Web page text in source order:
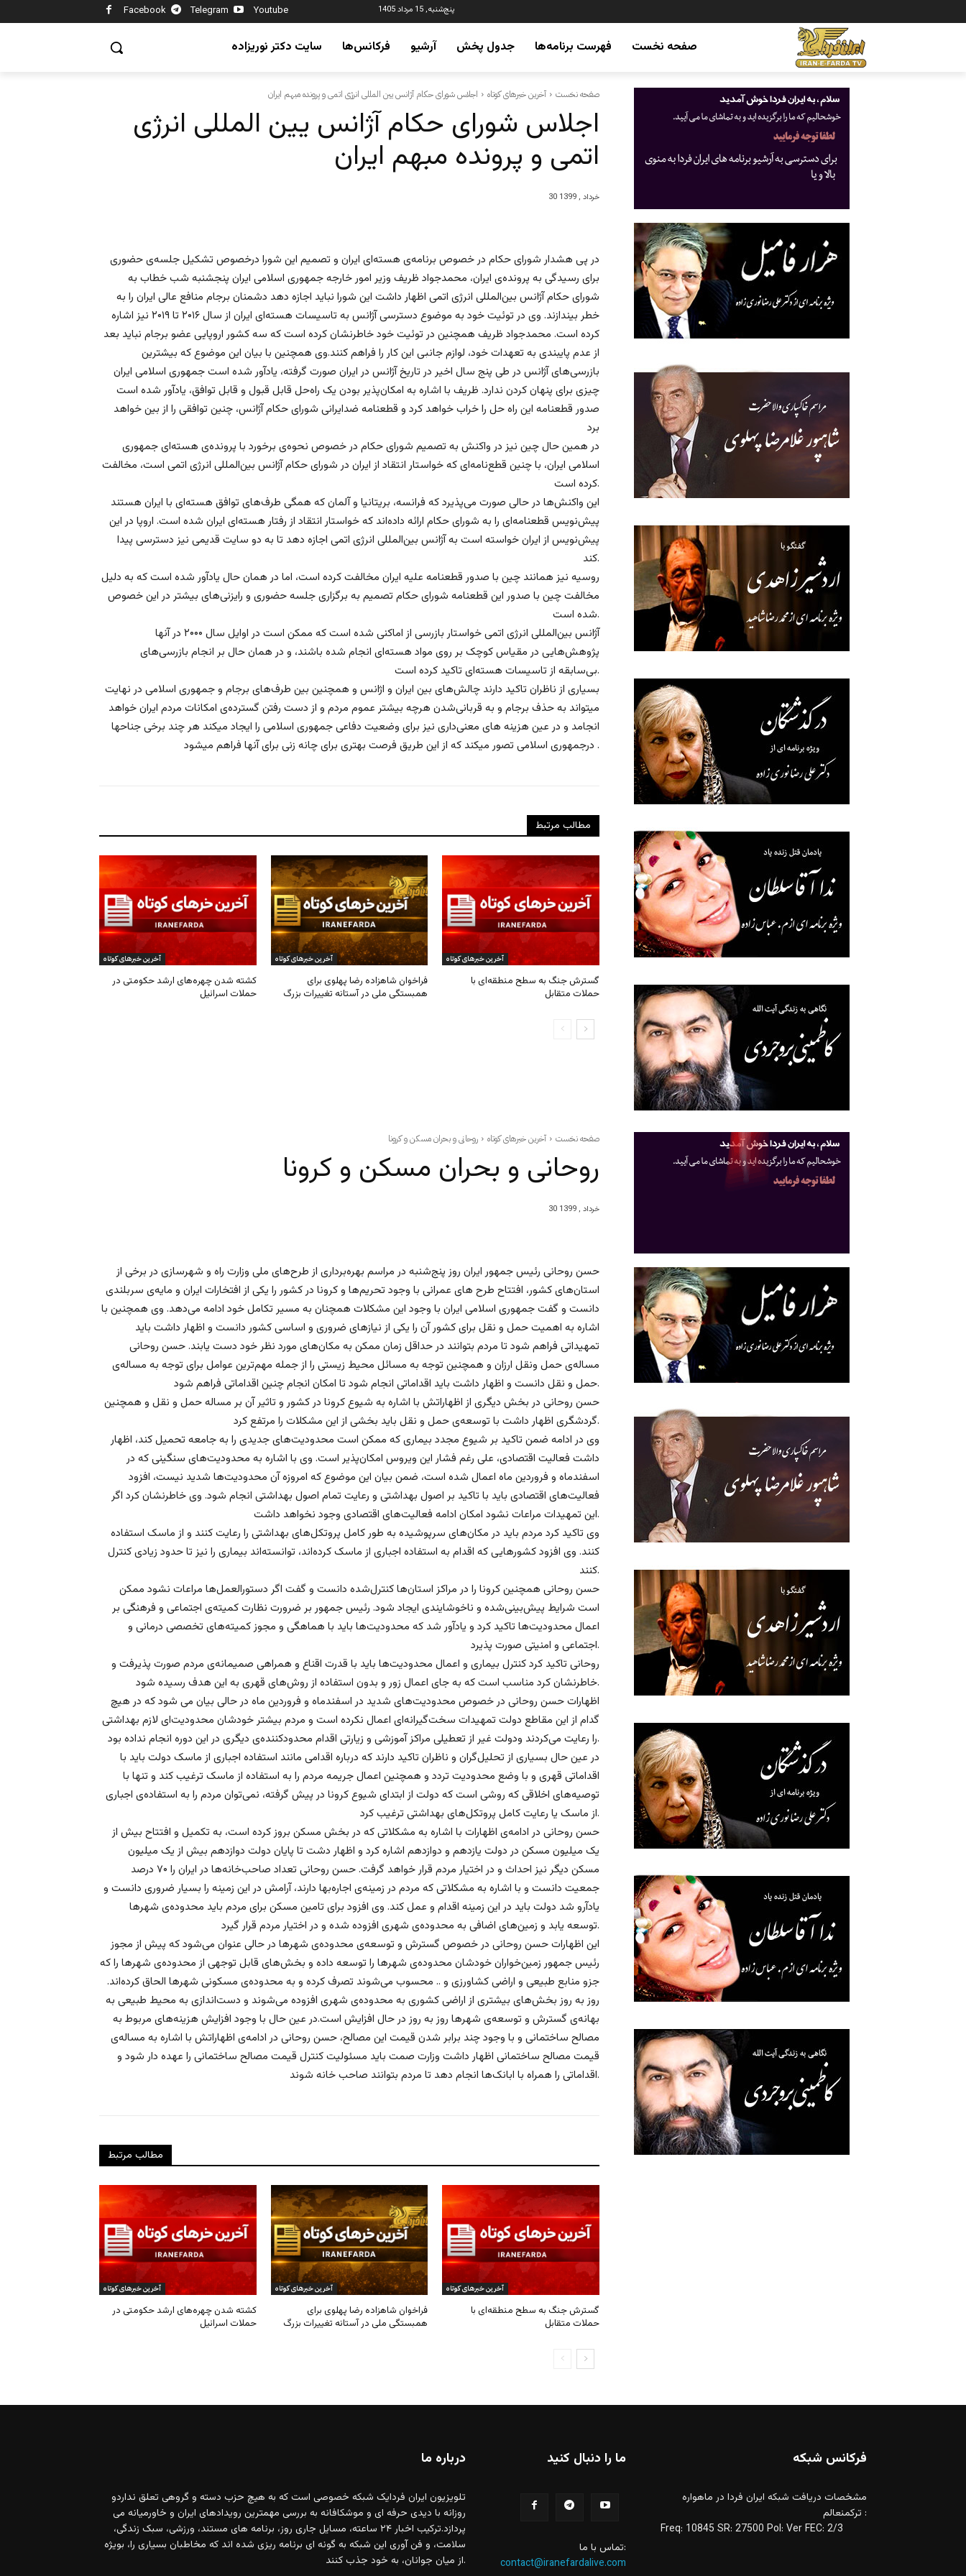
Facebook Telegram Youtube پنج‌شنبه, 15 مرداد 1405
صفحه نخست فهرست برنامه‌ها جدول پخش آرشیو فرکانس‌ها سایت دکتر نوریزاده
صفحه نخست آخرین خبرهای کوتاه اجلاس شورای حکام آژانس یین المللی انرژی اتمی و پرونده مبهم ایران
اجلاس شورای حکام آژانس یین المللی انرژی
اتمی و پرونده مبهم ایران
30 خرداد , 1399
در پی هشدار شورای حکام در خصوص برنامه‌ی هسته‌ای ایران و تصمیم این شورا درخصوص تشکیل جلسه‌ی حضوری
برای رسیدگی به پرونده‌ی ایران، محمدجواد ظریف وزیر امور خارجه جمهوری اسلامی ایران پنجشنبه شب خطاب به
شورای حکام آژانس بین‌المللی انرژی اتمی اظهار داشت این شورا نباید اجازه دهد دشمنان برجام منافع عالی ایران را به
خطر بیندازند. وی در توئیت خود به موضوع دسترسی آژانس به تاسیسات هسته‌ای ایران از سال ۲۰۱۶ تا ۲۰۱۹ نیز اشاره
کرده است. محمدجواد ظریف همچنین در توئیت خود خاطرنشان کرده است که سه کشور اروپایی عضو برجام نباید بعد
از عدم پایبندی به تعهدات خود، لوازم جانبی این کار را فراهم کنند.وی همچنین با بیان این موضوع که بیشترین
بازرسی‌های آژانس در طی پنج سال اخیر در تاریخ آژانس در ایران صورت گرفته، یادآور شده است جمهوری اسلامی ایران
چیزی برای پنهان کردن ندارد. ظریف با اشاره به امکان‌پذیر بودن یک راه‌حل قابل قبول و قابل توافق، یادآور شده است
صدور قطعنامه این راه حل را خراب خواهد کرد و قطعنامه ضدایرانی شورای حکام آژانس، چنین توافقی را از بین خواهد
برد
در همین حال چین نیز در واکنش به تصمیم شورای حکام در خصوص نحوه‌ی برخورد با پرونده‌ی هسته‌ای جمهوری
اسلامی ایران، با چنین قطع‌نامه‌ای که خواستار انتقاد از ایران در شورای حکام آژانس بین‌المللی انرژی اتمی است، مخالفت
کرده است.
این واکنش‌ها در حالی صورت می‌پذیرد که فرانسه، بریتانیا و آلمان که همگی طرف‌های توافق هسته‌ای با ایران هستند
پیش‌نویس قطعنامه‌ای را به شورای حکام ارائه داده‌اند که خواستار انتقاد از رفتار هسته‌ای ایران شده است. اروپا در این
پیش‌نویس از ایران خواسته است به آژانس بین‌المللی انرژی اتمی اجازه دهد تا به دو سایت قدیمی نیز دسترسی پیدا
کند.
روسیه نیز همانند چین با صدور قطعنامه علیه ایران مخالفت کرده است، اما در همان حال یادآور شده است که به دلیل
مخالفت چین با صدور این قطعنامه شورای حکام تصمیم به برگزاری جلسه حضوری و رایزنی‌های بیشتر در این خصوص
شده است.
آژانس بین‌المللی انرژی اتمی خواستار بازرسی از اماکنی شده است که ممکن است در اوایل سال ۲۰۰۰ در آنها
پژوهش‌هایی در مقیاس کوچک بر روی مواد هسته‌ای انجام شده باشند، و در همان حال بر انجام بازرسی‌های
بی‌سابقه از تاسیسات هسته‌ای تاکید کرده است.
بسیاری از ناظران تاکید دارند چالش‌های بین ایران و اژانس و همچنین بین طرف‌های برجام و جمهوری اسلامی در نهایت
میتواند به حذف برجام و به قربانی‌شدن‌ هرچه بیشتر عموم مردم و از دست رفتن گسترده‌ی امکانات مردم ایران خواهد
انجامد و در عین هزینه های معنی‌داری نیز برای وضعیت دفاعی جمهوری اسلامی را ایجاد میکند هر چند برخی جناحها
درجمهوری اسلامی تصور میکند که از این طریق فرصت بهتری برای چانه زنی برای آنها فراهم میشود .
مطالب مرتبط
آخرین خبرهای کوتاه
کشته شدن چهره‌های ارشد حکومتی در
حملات اسرائیل
آخرین خبرهای کوتاه
فراخوان شاهزاده رضا پهلوی برای
همبستگی ملی در آستانه تغییرات بزرگ
آخرین خبرهای کوتاه
گسترش جنگ به سطح منطقه‌ای با
حملات متقابل
فرکانس شبکه
مشخصات دریافت شبکه ایران فردا در ماهواره
ترکمنعالم :
Freq: 10845 SR: 27500 Pol: Ver FEC: 2/3
ما را دنبال کنید
تماس با ما:
contact@iranefardalive.com
درباره ما
تلویزیون ایران فردایک شبکه خصوصی است که به هیچ حزب دسته و گروهی تعلق نداردو
روزانه با دیدی حرفه ای و موشکافانه به بررسی مهمترین رویدادهای ایران و خاورمیانه می
پردازد.ترکیب اخبار ۲۴ ساعته، مسایل جاری روز، برنامه های مستند، ورزشی، سبک زندگی،
سلامت، و فن آوری این شبکه به گونه ای برنامه ریزی شده اند که مخاطبان بسیاری را، بویژه
از میان جوانان، به خود جذب کنند.